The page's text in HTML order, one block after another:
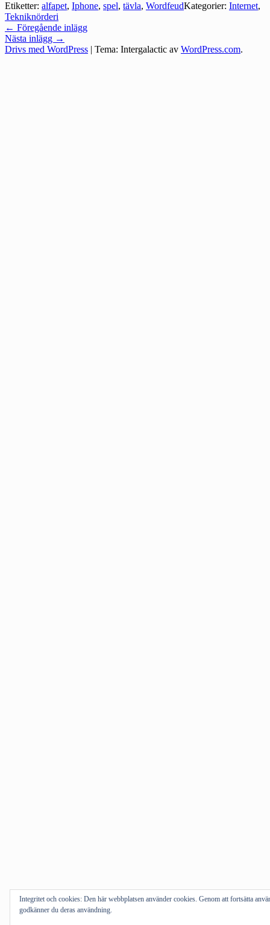
Etiketter: alfapet, Iphone, spel, tävla, WordfeudKategorier: Internet,
Tekniknörderi
Inläggsnavigering
← Föregående inlägg
Nästa inlägg →
Drivs med WordPress | Tema: Intergalactic av WordPress.com.
Integritet och cookies: Den här webbplatsen använder cookies. Genom att fortsätta
godkänner du deras användning.